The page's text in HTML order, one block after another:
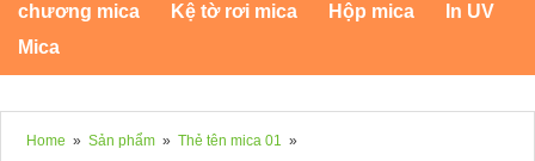
chương mica
Kệ tờ rơi mica Hộp mica
In UV
Mica
Home » Sản phẩm » Thẻ tên mica 01 »